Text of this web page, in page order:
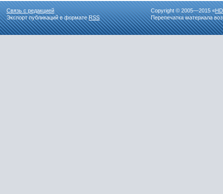
Связь с редакцией
Экспорт публикаций в форматеRSS
Copyright © 2005—2015 «
Перепечатка материала